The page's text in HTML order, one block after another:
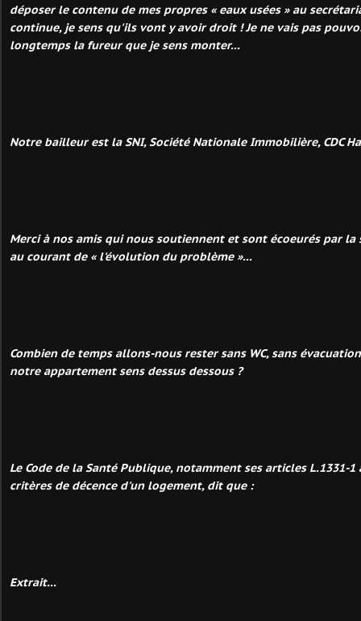
déposer le contenu de mes propres « eaux usées » au
continue, je sens qu'ils vont y avoir droit ! Je ne vais pas
longtemps la fureur que je sens monter...
Notre bailleur est la SNI, Société Nationale Immobilière, CDC
Merci à nos amis qui nous soutiennent et sont écoeurés par
au courant de « l'évolution du problème »...
Combien de temps allons-nous rester sans WC, sans
notre appartement sens dessus dessous ?
Le Code de la Santé Publique, notamment ses articles L.1331-
critères de décence d'un logement, dit que :
Extrait...